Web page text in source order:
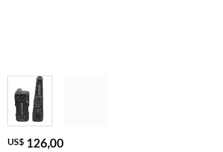
US$ 126,00